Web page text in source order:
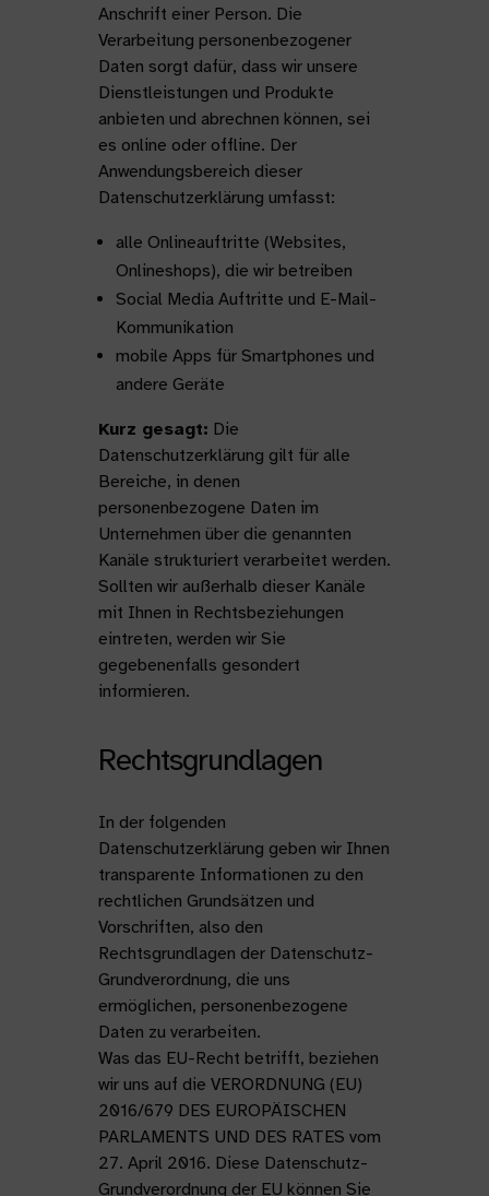
Anschrift einer Person. Die
Verarbeitung personenbezogener
Daten sorgt dafür, dass wir unsere
Dienstleistungen und Produkte
anbieten und abrechnen können, sei
es online oder offline. Der
Anwendungsbereich dieser
Datenschutzerklärung umfasst:
alle Onlineauftritte (Websites,
Onlineshops), die wir betreiben
Social Media Auftritte und E-Mail-
Kommunikation
mobile Apps für Smartphones und
andere Geräte
Kurz gesagt: Die
Datenschutzerklärung gilt für alle
Bereiche, in denen
personenbezogene Daten im
Unternehmen über die genannten
Kanäle strukturiert verarbeitet werden.
Sollten wir außerhalb dieser Kanäle
mit Ihnen in Rechtsbeziehungen
eintreten, werden wir Sie
gegebenenfalls gesondert
informieren.
Rechtsgrundlagen
In der folgenden
Datenschutzerklärung geben wir Ihnen
transparente Informationen zu den
rechtlichen Grundsätzen und
Vorschriften, also den
Rechtsgrundlagen der Datenschutz-
Grundverordnung, die uns
ermöglichen, personenbezogene
Daten zu verarbeiten.
Was das EU-Recht betrifft, beziehen
wir uns auf die VERORDNUNG (EU)
2016/679 DES EUROPÄISCHEN
PARLAMENTS UND DES RATES vom
27. April 2016. Diese Datenschutz-
Grundverordnung der EU können Sie